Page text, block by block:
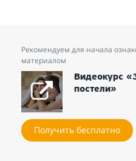
Рекомендуем для начала
материалом
Видеокурс
постели»
Получить бесплатно